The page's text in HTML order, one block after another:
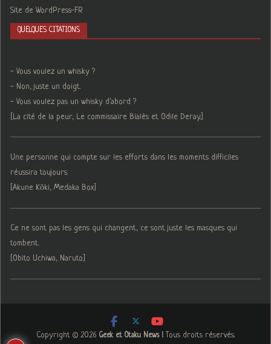
Site de WordPress-FR
QUELQUES CITATIONS
- Vous voulez un whisky ?
- Non, juste un doigt.
- Vous voulez pas un whisky d'abord ?
[La cité de la peur, Le commissaire Bialès et Odile Deray.]
Une personne qui compte sur les efforts dans les moments difficiles
réussira toujours.
[Akune Kōki, Medaka Box]
Ce ne sont pas les gens qui changent, ce sont juste les masques qui
tombent.
[Obito Uchiwa, Naruto]
Copyright © 2026 Geek et Otaku News !. Tous droits réservés.